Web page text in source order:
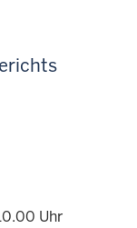
Uhr